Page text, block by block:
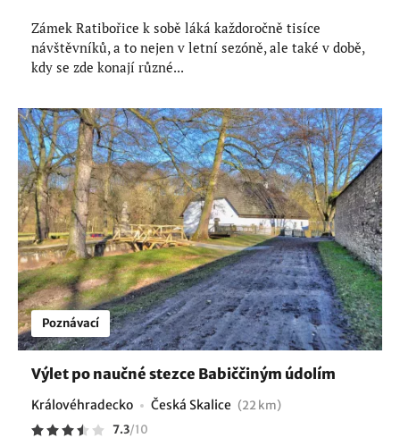
Zámek Ratibořice k sobě láká každoročně tisíce
návštěvníků, a to nejen v letní sezóně, ale také v době,
kdy se zde konají různé...
Poznávací
Výlet po naučné stezce Babiččiným údolím
Královéhradecko Česká Skalice (22 km)
7.3/10